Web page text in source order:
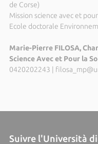
de Corse)
Mission science avec et
Ecole doctorale
Marie-Pierre FILOSA,
Science Avec et Pour la
0420202243
Suivre l'Università di